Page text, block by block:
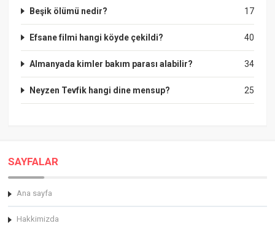
17
Beşik ölümü nedir?
40
Efsane filmi hangi köyde çekildi?
34
Almanyada kimler bakım parası alabilir?
25
Neyzen Tevfik hangi dine mensup?
SAYFALAR
Ana sayfa
Hakkimizda